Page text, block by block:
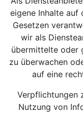
eigene Inhalte auf
Gesetzen
wir als
übermittelte oder
zu überwachen
auf eine
Verpflichtungen
Nutzung von